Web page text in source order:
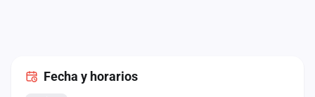
Fecha y horarios
Administración